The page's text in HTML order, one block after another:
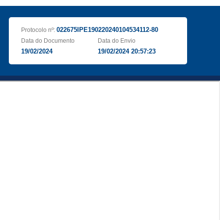
Protocolo nº: 022675IPE190220240104534112-80
Data do Documento
19/02/2024
Data do Envio
19/02/2024 20:57:23